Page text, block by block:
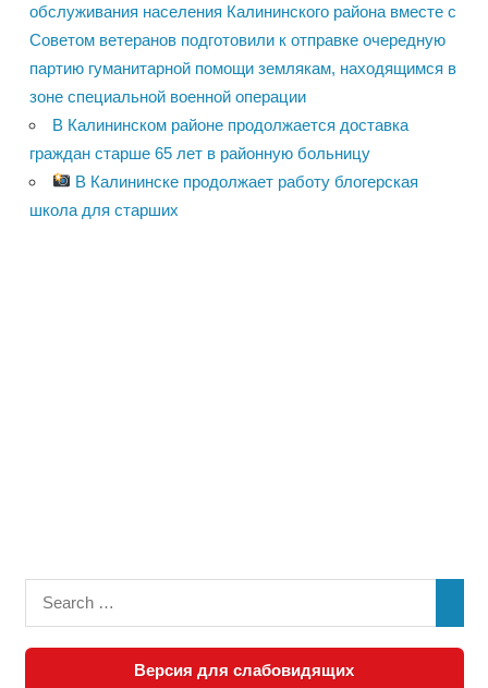
обслуживания населения Калининского района вместе с
Советом ветеранов подготовили к отправке очередную
партию гуманитарной помощи землякам, находящимся в
зоне специальной военной операции
В Калининском районе продолжается доставка
граждан старше 65 лет в районную больницу
В Калининске продолжает работу блогерская
школа для старших
Версия для слабовидящих